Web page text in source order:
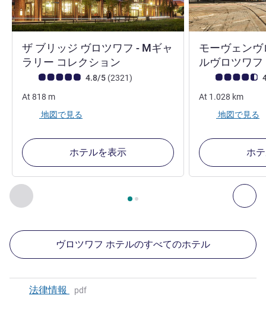
前に戻る - 周辺の他の施設 次
2ページ中 , 周辺の他の施設 1 :, 周辺の他の施設 2
ザ ブリッジ ヴロツワフ - Mギャ
ラリー コレクション
お客さまの声 (確認済みレビュー アコーホテルズ)
4.8/5 (2321件のレビュー
)
At 818 m
地図で見る
ホテルを表示
モーヴェン
ルヴロツワフ
お客さまの声 (
At 1.028 km
地図で見る
ホ
ヴロツワフ ホテルのすべてのホテル
法律情報 pdf